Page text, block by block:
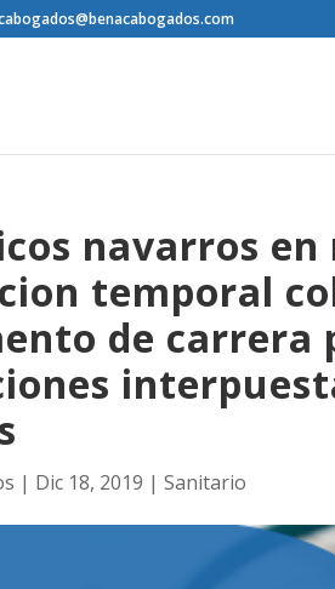
navarros
temporal
de carrera
| Dic 18, 2019 |Sanitario